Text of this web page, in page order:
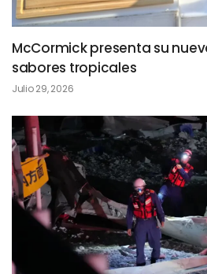
McCormick presenta su
sabores tropicales
Julio 29, 2026